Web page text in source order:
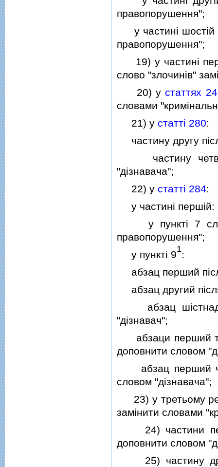
правопорушення";
у частинi шостiй
правопорушення";
19) у частинi
слово "злочинiв"
20) устаттях
словами
21) у статтi 280:
частину другу
частину
"дiзнавача";
22) у статтi 284:
у частинi першiй:
у пунктi 7 слово
правопорушення";
у пунктi 91:
абзац перший
абзац другий
абзац
"дiзнавач";
абзаци перший та
доповнити словом
абзац перший
словом "дiзнавача";
23) у третьому
замiнити словами
24) частини
доповнити словом
25) частину